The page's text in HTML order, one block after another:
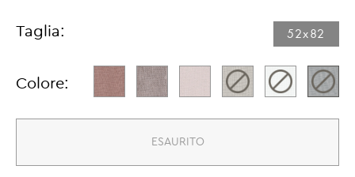
Taglia: 52x82​
Colore:
ESAURITO